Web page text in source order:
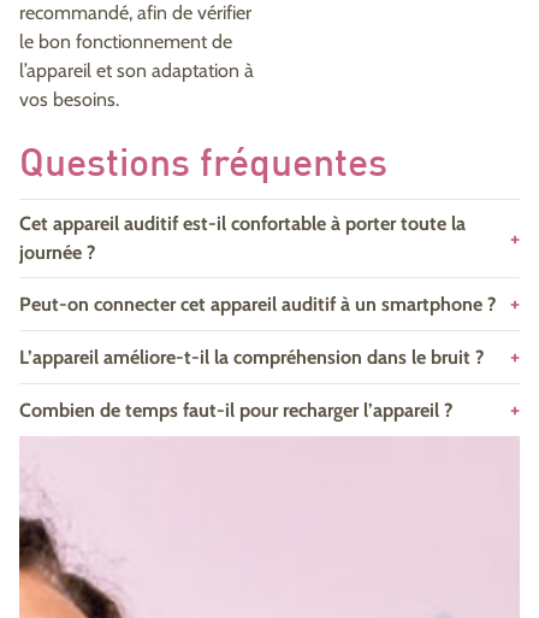
recommandé, afin de vérifier
le bon fonctionnement de
l’appareil et son adaptation à
vos besoins.
Questions fréquentes
Cet appareil auditif est-il confortable à porter toute la
journée ?
Peut-on connecter cet appareil auditif à un smartphone ?
L’appareil améliore-t-il la compréhension dans le bruit ?
Combien de temps faut-il pour recharger l’appareil ?